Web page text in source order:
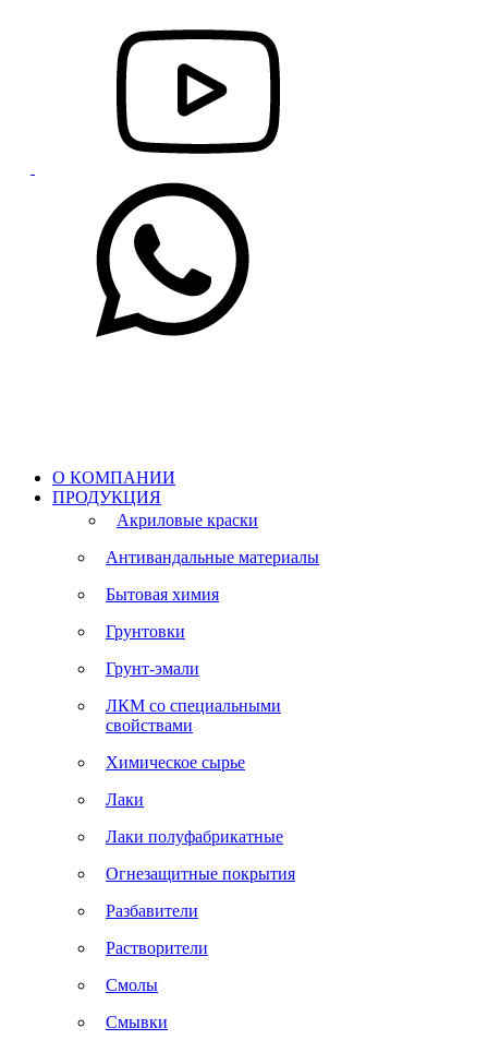
О КОМПАНИИ
ПРОДУКЦИЯ
Акриловые краски
Антивандальные материалы
Бытовая химия
Грунтовки
Грунт-эмали
ЛКМ со специальными
свойствами
Химическое сырье
Лаки
Лаки полуфабрикатные
Огнезащитные покрытия
Разбавители
Растворители
Смолы
Смывки